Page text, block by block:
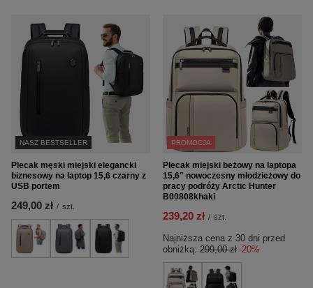
NASZ BESTSELLER
Plecak męski miejski elegancki
biznesowy na laptop 15,6 czarny z
USB portem
249,00 zł / szt.
PROMOCJA
Plecak miejski beżowy na laptopa
15,6" nowoczesny młodzieżowy do
pracy podróży Arctic Hunter
B00808khaki
239,20 zł / szt.
Najniższa cena z 30 dni przed
obniżką: 299,00 zł -20%